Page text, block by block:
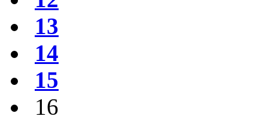
13
14
15
16